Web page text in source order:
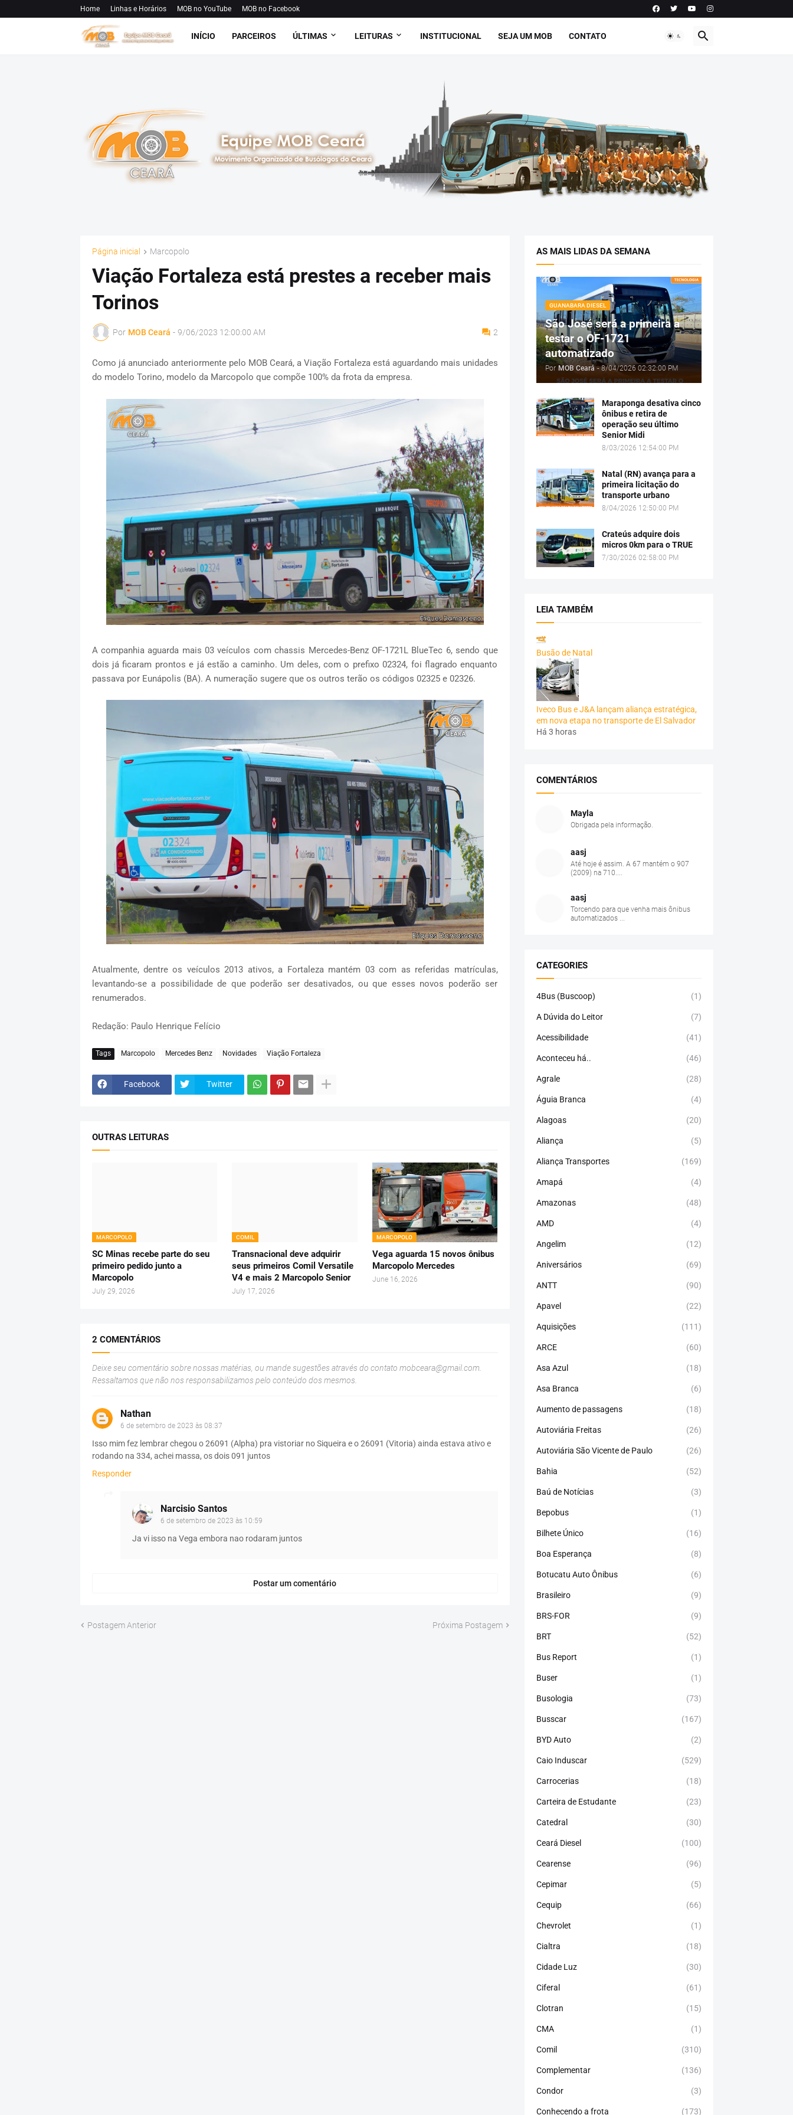
Home Linhas e Horários MOB no YouTube MOB no Facebook
INÍCIO PARCEIROS ÚLTIMAS LEITURAS INSTITUCIONAL SEJA UM MOB CONTATO
Página inicial Marcopolo
Viação Fortaleza está prestes a receber mais
Torinos
Por MOB Ceará - 9/06/2023 12:00:00 AM 2
Como já anunciado anteriormente pelo MOB Ceará, a Viação Fortaleza está aguardando mais unidades
do modelo Torino, modelo da Marcopolo que compõe 100% da frota da empresa.
A companhia aguarda mais 03 veículos com chassis Mercedes-Benz OF-1721L BlueTec 6, sendo que
dois já ficaram prontos e já estão a caminho. Um deles, com o prefixo 02324, foi flagrado enquanto
passava por Eunápolis (BA). A numeração sugere que os outros terão os códigos 02325 e 02326.
Atualmente, dentre os veículos 2013 ativos, a Fortaleza mantém 03 com as referidas matrículas,
levantando-se a possibilidade de que poderão ser desativados, ou que esses novos poderão ser
renumerados.
Redação: Paulo Henrique Felício
Tags Marcopolo Mercedes Benz Novidades Viação Fortaleza
Facebook Twitter
OUTRAS LEITURAS
MARCOPOLO
SC Minas recebe parte do seu
primeiro pedido junto a
Marcopolo
July 29, 2026
COMIL
Transnacional deve adquirir
seus primeiros Comil Versatile
V4 e mais 2 Marcopolo Senior
July 17, 2026
MARCOPOLO
Vega aguarda 15 novos ônibus
Marcopolo Mercedes
June 16, 2026
2 COMENTÁRIOS
Deixe seu comentário sobre nossas matérias, ou mande sugestões através do contato mobceara@gmail.com
Ressaltamos que não nos responsabilizamos pelo conteúdo dos mesmos.
Nathan
6 de setembro de 2023 às 08:37
Isso mim fez lembrar chegou o 26091 (Alpha) pra vistoriar no Siqueira e o 26091 (Vitoria) ainda estava ativo e
rodando na 334, achei massa, os dois 091 juntos
Responder
Narcisio Santos
6 de setembro de 2023 às 10:59
Ja vi isso na Vega embora nao rodaram juntos
Postar um comentário
Postagem Anterior Próxima Postagem
AS MAIS LIDAS DA SEMANA
GUANABARA DIESEL
São José será a primeira a
testar o OF-1721
automatizado
Por MOB Ceará - 8/04/2026 02:32:00 PM
Maraponga desativa cinco
ônibus e retira de
operação seu último
Senior Midi
8/03/2026 12:54:00 PM
Natal (RN) avança para a
primeira licitação do
transporte urbano
8/04/2026 12:50:00 PM
Crateús adquire dois
micros 0km para o TRUE
7/30/2026 02:58:00 PM
LEIA TAMBÉM
Busão de Natal
Iveco Bus e J&A lançam aliança estratégica,
em nova etapa no transporte de El Salvador
Há 3 horas
COMENTÁRIOS
Mayla
Obrigada pela informação.
aasj
Até hoje é assim. A 67 mantém o 907
(2009) na 710....
aasj
Torcendo para que venha mais ônibus
automatizados ...
CATEGORIES
4Bus (Buscoop) (1)
A Dúvida do Leitor (7)
Acessibilidade (41)
Aconteceu há.. (46)
Agrale (28)
Águia Branca (4)
Alagoas (20)
Aliança (5)
Aliança Transportes (169)
Amapá (4)
Amazonas (48)
AMD (4)
Angelim (12)
Aniversários (69)
ANTT (90)
Apavel (22)
Aquisições (111)
ARCE (60)
Asa Azul (18)
Asa Branca (6)
Aumento de passagens (18)
Autoviária Freitas (26)
Autoviária São Vicente de Paulo (26)
Bahia (52)
Baú de Notícias (3)
Bepobus (1)
Bilhete Único (16)
Boa Esperança (8)
Botucatu Auto Ônibus (6)
Brasileiro (9)
BRS-FOR (9)
BRT (52)
Bus Report (1)
Buser (1)
Busologia (73)
Busscar (167)
BYD Auto (2)
Caio Induscar (529)
Carrocerias (18)
Carteira de Estudante (23)
Catedral (30)
Ceará Diesel (100)
Cearense (96)
Cepimar (5)
Cequip (66)
Chevrolet (1)
Cialtra (18)
Cidade Luz (30)
Ciferal (61)
Clotran (15)
CMA (1)
Comil (310)
Complementar (136)
Condor (3)
Conhecendo a frota (173)